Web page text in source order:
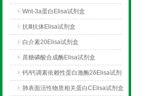
Wnt-3a蛋白Elisa试剂盒
抗Ⅲ抗体Elisa试剂盒
白介素20Elisa试剂盒
蔗糖磷酸合成酶Elisa试剂盒
钙/钙调素依赖性蛋白激酶2δElisa试剂
盒
肺表面活性物质相关蛋白CElisa试剂盒